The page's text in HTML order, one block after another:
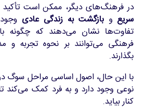
در فرهنگ‌های دیگر، ممکن است تأکید
سریعو بازگشت به زندگی عادی
تفاوت‌ها نشان می‌دهند که چگونه
فرهنگی می‌توانند بر نحوه تجربه و
بگذارند.
با این حال، اصول اساسی مراحل سوگ
نوعی وجود دارد و به فرد کمک می‌کند
کنار بیاید.